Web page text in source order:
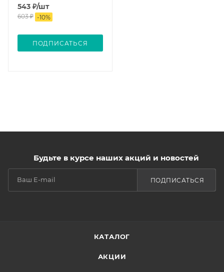
543 ₽/шт
603₽ -10%
ПОДПИСАТЬСЯ
Будьте в курсе наших акций и новостей
ПОДПИСАТЬСЯ
КАТАЛОГ
АКЦИИ